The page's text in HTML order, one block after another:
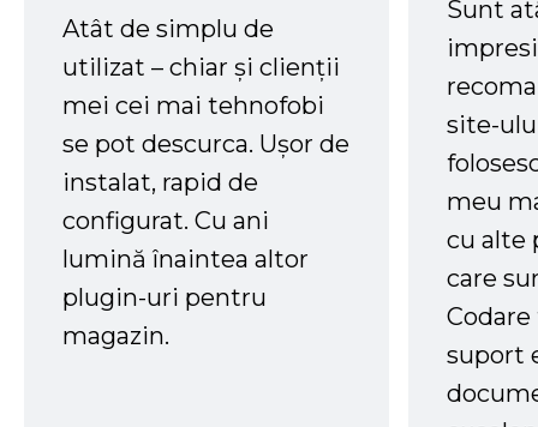
Atât de simplu de
utilizat – chiar și clienții
mei cei mai tehnofobi
se pot descurca. Ușor de
instalat, rapid de
configurat. Cu ani
lumină înaintea altor
plugin-uri pentru
magazin.
Sunt
site-
meu
cu alte
care
suport